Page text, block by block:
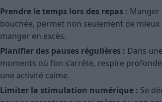
Prendre le temps lors des repas : Manger
bouchée, permet non seulement de
manger en excès.
Planifier des pauses régulières : Dans
moments où l’on s’arrête, respire
une activité calme.
Limiter la stimulation numérique : Se